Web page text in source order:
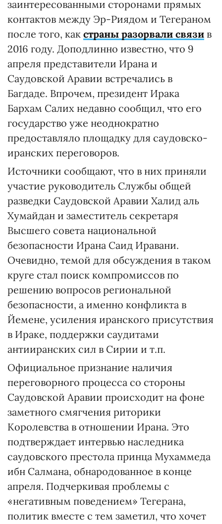
заинтересованными сторонами прямых
контактов между Эр-Риядом и Тегераном
после того, как страны разорвали связи в
2016 году. Доподлинно известно, что 9
апреля представители Ирана и
Саудовской Аравии встречались в
Багдаде. Впрочем, президент Ирака
Бархам Салих недавно сообщил, что его
государство уже неоднократно
предоставляло площадку для саудовско-
иранских переговоров.
Источники сообщают, что в них приняли
участие руководитель Службы общей
разведки Саудовской Аравии Халид аль
Хумайдан и заместитель секретаря
Высшего совета национальной
безопасности Ирана Саид Иравани.
Очевидно, темой для обсуждения в таком
круге стал поиск компромиссов по
решению вопросов региональной
безопасности, а именно конфликта в
Йемене, усиления иранского присутствия
в Ираке, поддержки саудитами
антииранских сил в Сирии и т.п.
Официальное признание наличия
переговорного процесса со стороны
Саудовской Аравии происходит на фоне
заметного смягчения риторики
Королевства в отношении Ирана. Это
подтверждает интервью наследника
саудовского престола принца Мухаммеда
ибн Салмана, обнародованное в конце
апреля. Подчеркивая проблемы с
«негативным поведением» Тегерана,
политик вместе с тем заметил, что хочет